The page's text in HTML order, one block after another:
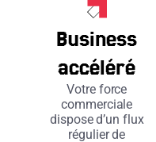
Business
accéléré
Votre force
commerciale
dispose d’un flux
régulier de